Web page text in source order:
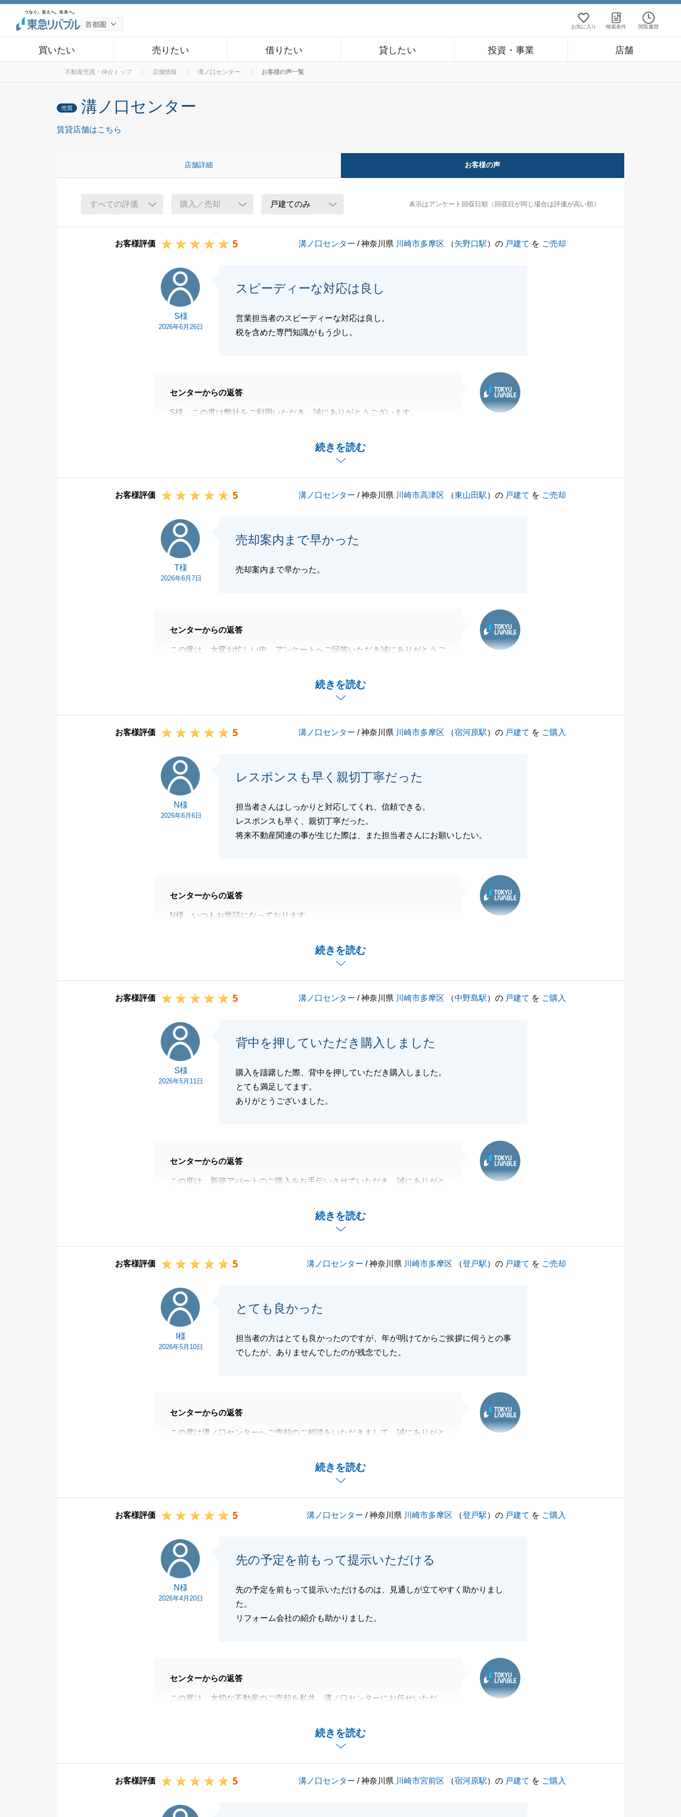
お気に入り 検索条件 閲覧履歴
買いたい 売りたい 借りたい 貸したい 投資・事業 店舗
不動産売買・仲介トップ 店舗情報 溝ノ口センター お客様の声一覧
売買 溝ノ口センター
賃貸店舗はこちら
店舗詳細 お客様の声
表示はアンケート回収日順（回収日が同じ場合は評価が高い順）
お客様評価 5 溝ノ口センター / 神奈川県 川崎市多摩区 （矢野口駅）の 戸建て を ご売却
S様
2026年6月26日
スピーディーな対応は良し
営業担当者のスピーディーな対応は良し。
税を含めた専門知識がもう少し。
続きを読む
センターからの返答
S様、この度は弊社をご利用いただき、誠にありがとうございます。
日頃から迅速なレスポンスを第一に心がけておりますため、お褒めのお言葉
お客様にとって非常に重要なお金や税金面のアドバイスにおいて、私どもの
対応の早さだけでなく、知識面でも安心して任せていただける会社になれる
よう精進してまいります。
この度は貴重なご意見をいただき、誠にありがとうございました。
お客様評価 5 溝ノ口センター / 神奈川県 川崎市高津区 （東山田駅）の 戸建て を ご売却
T様
2026年6月7日
売却案内まで早かった
売却案内まで早かった。
続きを読む
センターからの返答
この度は、大変お忙しい中、アンケートへご回答いただき誠にありがとうご
お取引がトラブル無く円滑に進行いたしましたのも、ひとえにT様の迅速か
ーまでお申し付けください。
お客様評価 5 溝ノ口センター / 神奈川県 川崎市多摩区 （宿河原駅）の 戸建て を ご購入
N様
2026年6月6日
レスポンスも早く親切丁寧だった
担当者さんはしっかりと対応してくれ、信頼できる。
レスポンスも早く、親切丁寧だった。
将来不動産関連の事が生じた際は、また担当者さんにお願いしたい。
続きを読む
センターからの返答
N様、いつもお世話になっております。
お引渡し前はバタバタとしてしまい、お時間を取らせてしまうなど至らない
点もあり大変恐縮でしたが、そのようにおっしゃっていただけて深く安堵す
また不動産に関することでお困り事がございましたら、いつでもお気軽にお
今後とも末永いお付き合いのほど、よろしくお願い申し上げます。
お客様評価 5 溝ノ口センター / 神奈川県 川崎市多摩区 （中野島駅）の 戸建て を ご購入
S様
2026年5月11日
背中を押していただき購入しました
購入を躊躇した際、背中を押していただき購入しました。
とても満足してます。
ありがとうございました。
続きを読む
センターからの返答
この度は、新築アパートのご購入をお手伝いさせていただき、誠にありがと
お引渡し後、すぐに賃借人様が見つかりましたことは私も大変嬉しく存じま
を迎えることができました。
ご引導・ご協力をいただきましたことに心より感謝申し上げます。
S様に感じていただいたサービスを一人でも多くのお客様にお届けできるよ
う、今後もさらなるスキルアップに努めてまいります。
これからもS様の大切な資産運用のパートナーとして、末永いお付き合いを
させていただけますと幸いです。
閉じる
お客様評価 5 溝ノ口センター / 神奈川県 川崎市多摩区 （登戸駅）の 戸建て を ご売却
I様
2026年5月10日
とても良かった
担当者の方はとても良かったのですが、年が明けてからご挨拶に伺うとの事
でしたが、ありませんでしたのが残念でした。
続きを読む
センターからの返答
この度は溝ノ口センターへご売却のご相談をいただきまして、誠にありがと
また、私への温かいお言葉をいただきながら、年始のご挨拶に伺うというお
約束を果たせぬままとなってしまいましたこと、深くお詫び申し上げます。
不動産に関することで、今後また何かお役に立てることがございましたら、
次回もまたご相談いただけるよう、誠心誠意努めてまいります。
お客様評価 5 溝ノ口センター / 神奈川県 川崎市多摩区 （登戸駅）の 戸建て を ご購入
N様
2026年4月20日
先の予定を前もって提示いただける
先の予定を前もって提示いただけるのは、見通しが立てやすく助かりまし
た。
リフォーム会社の紹介も助かりました。
続きを読む
センターからの返答
この度は、大切な不動産のご売却を私共、溝ノ口センターにお任せいただ
お忙しい中、密にご連携を頂けましたので私共も迷いなく準備を進めること
ができ、非常に円滑な進行となりましたことに深く御礼申し上げます。
不動産に関するパートナーとして、数年後、数十年後も変わらずにお力添え
新生活が笑顔に満ちた素晴らしいものになりますよう、溝ノ口センター一同
お客様評価 5 溝ノ口センター / 神奈川県 川崎市宮前区 （宿河原駅）の 戸建て を ご購入